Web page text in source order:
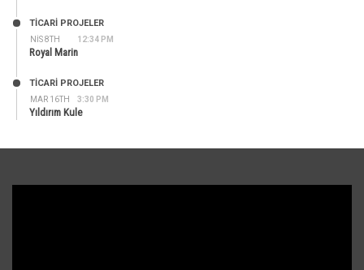
NIS 8TH 12:34 PM
TİCARİ PROJELER
Royal Marin
MAR 16TH 3:30 PM
TİCARİ PROJELER
Yıldırım Kule